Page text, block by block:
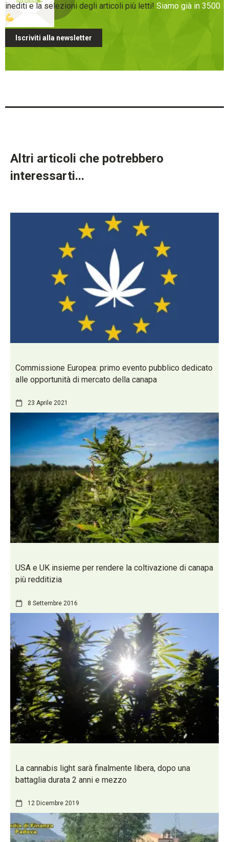
inediti e la selezioni degli articoli più letti! Siamo già in 3500
Iscriviti alla newsletter
Altri articoli che potrebbero
interessarti...
Commissione Europea: primo evento pubblico dedicato
alle opportunità di mercato della canapa
23 Aprile 2021
USA e UK insieme per rendere la coltivazione di canapa
più redditizia
8 Settembre 2016
La cannabis light sarà finalmente libera, dopo una
battaglia durata 2 anni e mezzo
12 Dicembre 2019